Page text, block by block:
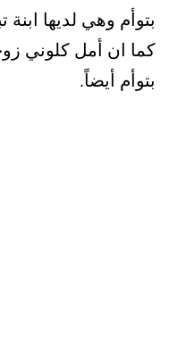
بتوأم وهي لديها
كما ان أمل كلوني
بتوأم أيضاً.